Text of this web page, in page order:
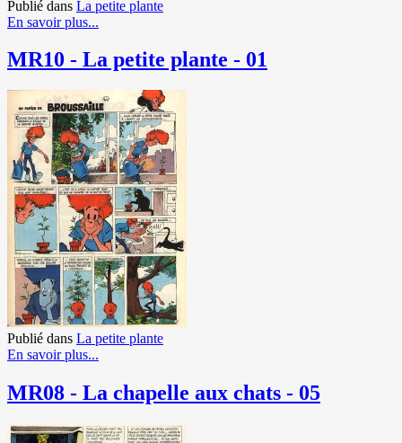
Publié dans La petite plante
En savoir plus...
MR10 - La petite plante - 01
Publié dans La petite plante
En savoir plus...
MR08 - La chapelle aux chats - 05